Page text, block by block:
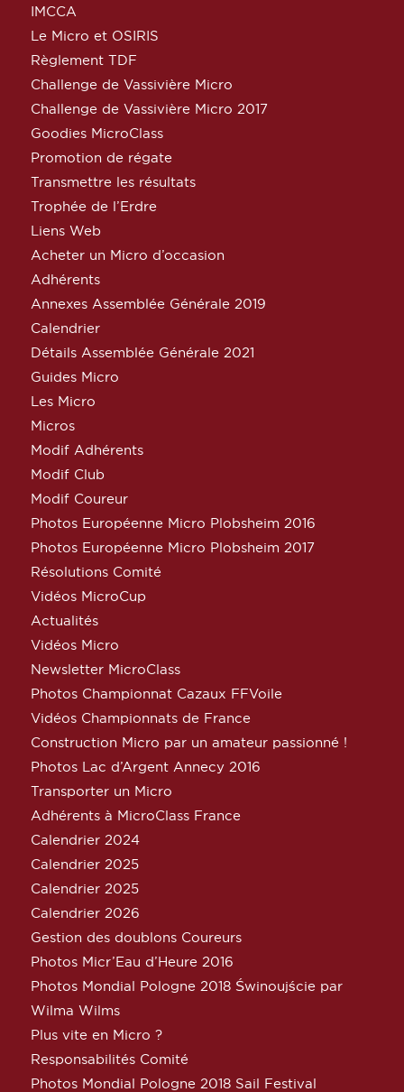
IMCCA
Le Micro et OSIRIS
Règlement TDF
Challenge de Vassivière Micro
Challenge de Vassivière Micro 2017
Goodies MicroClass
Promotion de régate
Transmettre les résultats
Trophée de l’Erdre
Liens Web
Acheter un Micro d’occasion
Adhérents
Annexes Assemblée Générale 2019
Calendrier
Détails Assemblée Générale 2021
Guides Micro
Les Micro
Micros
Modif Adhérents
Modif Club
Modif Coureur
Photos Européenne Micro Plobsheim 2016
Photos Européenne Micro Plobsheim 2017
Résolutions Comité
Vidéos MicroCup
Actualités
Vidéos Micro
Newsletter MicroClass
Photos Championnat Cazaux FFVoile
Vidéos Championnats de France
Construction Micro par un amateur passionné !
Photos Lac d’Argent Annecy 2016
Transporter un Micro
Adhérents à MicroClass France
Calendrier 2024
Calendrier 2025
Calendrier 2025
Calendrier 2026
Gestion des doublons Coureurs
Photos Micr’Eau d’Heure 2016
Photos Mondial Pologne 2018 Świnoujście par
Wilma Wilms
Plus vite en Micro ?
Responsabilités Comité
Photos Mondial Pologne 2018 Sail Festival